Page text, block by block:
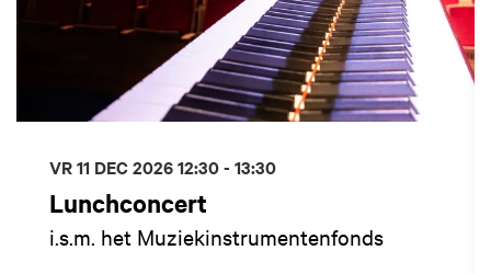
Lunchconcert
i.s.m. het Muziekinstrumentenfonds
VR 11 DEC 202612:30 - 13:30